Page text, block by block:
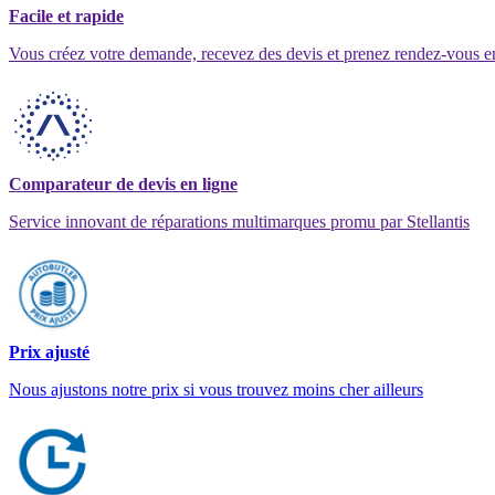
Facile et rapide
Vous créez votre demande, recevez des devis et prenez rendez-vous
Comparateur de devis en ligne
Service innovant de réparations multimarques promu par Stellantis
Prix ajusté
Nous ajustons notre prix si vous trouvez moins cher ailleurs